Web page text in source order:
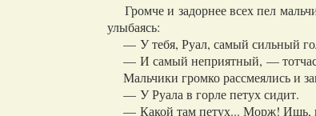
Громче и задорнее всех пел
улыбаясь:
— У тебя, Руал, самый сильный
— И самый неприятный, — тотчас
Мальчики громко рассмеялись и
— У Руала в горле петух сидит.
— Какой там петух... Морж! Ишь,